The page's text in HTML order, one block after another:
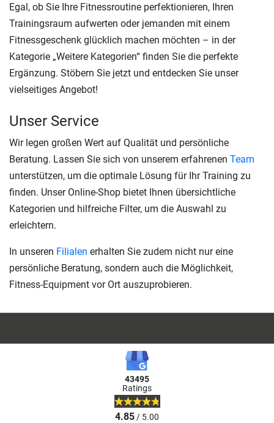
Egal, ob Sie Ihre Fitnessroutine perfektionieren, Ihren
Trainingsraum aufwerten oder jemanden mit einem
Fitnessgeschenk glücklich machen möchten – in der
Kategorie „Weitere Kategorien“ finden Sie die perfekte
Ergänzung. Stöbern Sie jetzt und entdecken Sie unser
vielseitiges Angebot!
Unser Service
Wir legen großen Wert auf Qualität und persönliche
Beratung. Lassen Sie sich von unserem erfahrenen Team
unterstützen, um die optimale Lösung für Ihr Training zu
finden. Unser Online-Shop bietet Ihnen übersichtliche
Kategorien und hilfreiche Filter, um die Auswahl zu
erleichtern.
In unseren Filialen erhalten Sie zudem nicht nur eine
persönliche Beratung, sondern auch die Möglichkeit,
Fitness-Equipment vor Ort auszuprobieren.
43495
Ratings
4.85/ 5.00